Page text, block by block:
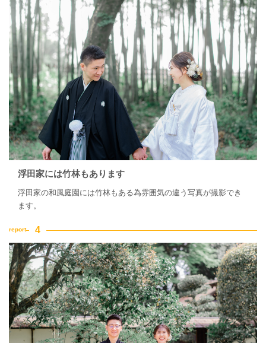
浮田家には竹林もあります
浮田家の和風庭園には竹林もある為雰囲気の違う写真が撮影でき
ます。